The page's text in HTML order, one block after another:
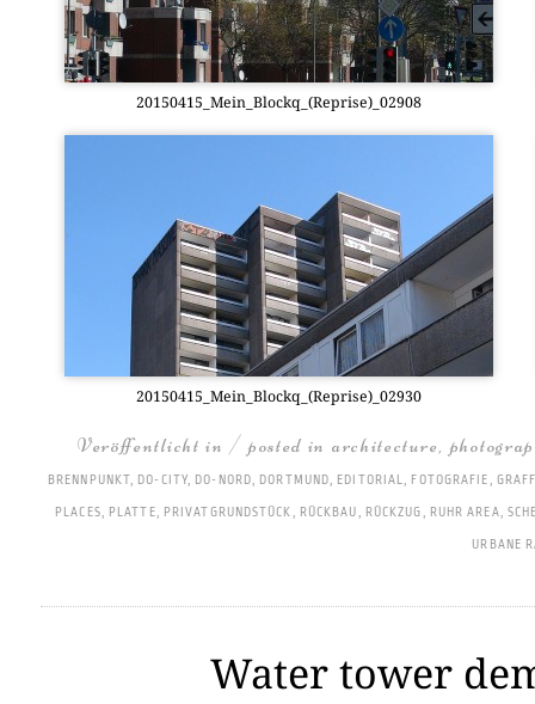
20150415_Mein_Blockq_(Reprise)_02908
20150415_Mein_Blockq_(Reprise)_02930
Veröffentlicht in / posted in architecture,
BRENNPUNKT, DO-CITY, DO-NORD, DORTMUND, EDITORIAL, FOTOGRAFIE,
PLACES, PLATTE, PRIVATGRUNDSTÜCK, RÜCKBAU, RÜCKZUG, RUHR AREA,
URBANE
Water tower